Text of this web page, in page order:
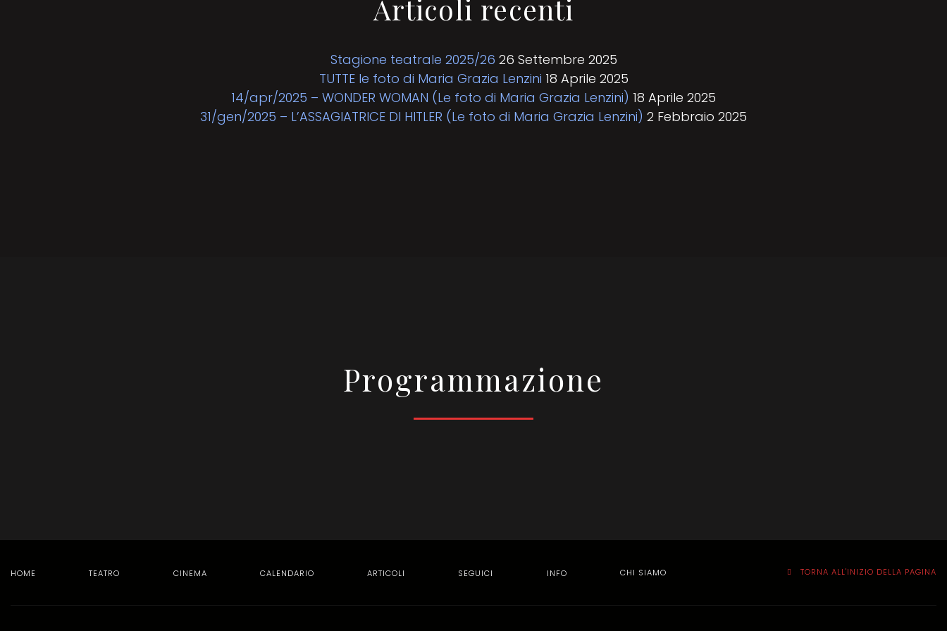
Articoli recenti
Stagione teatrale 2025/26 26 Settembre 2025
TUTTE le foto di Maria Grazia Lenzini 18 Aprile 2025
14/apr/2025 – WONDER WOMAN (Le foto di Maria Grazia Lenzini) 18 Aprile 2025
31/gen/2025 – L’ASSAGIATRICE DI HITLER (Le foto di Maria Grazia Lenzini) 2 Febbraio 2025
Programmazione
HOME TEATRO CINEMA CALENDARIO ARTICOLI SEGUICI INFO CHI SIAMO TORNA ALL'INIZIO DELLA PAGINA